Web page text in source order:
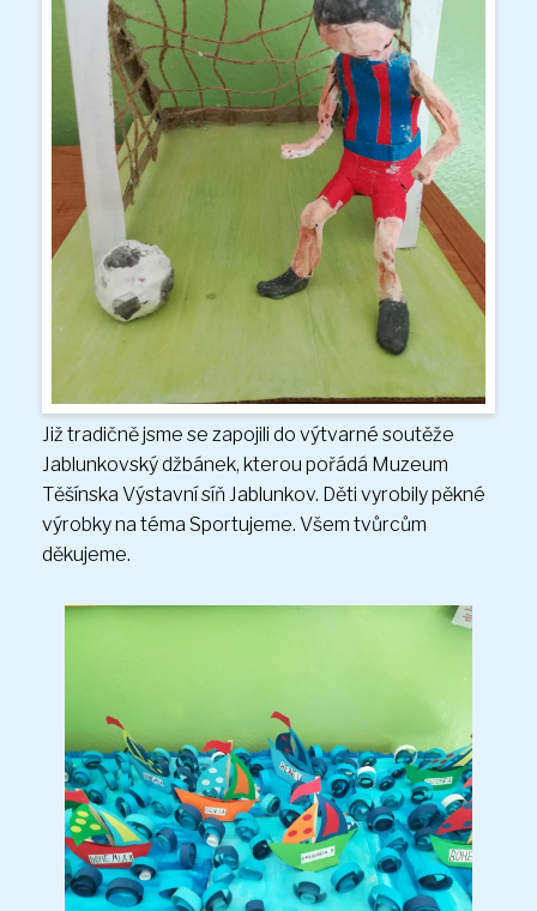
Již tradičně jsme se zapojili do výtvarné soutěže
Jablunkovský džbánek, kterou pořádá Muzeum
Těšínska Výstavní síň Jablunkov. Děti vyrobily pěkné
výrobky na téma Sportujeme. Všem tvůrcům
děkujeme.